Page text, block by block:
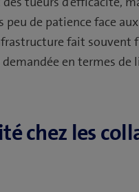
de patience face
fait souvent
en termes de
chez les